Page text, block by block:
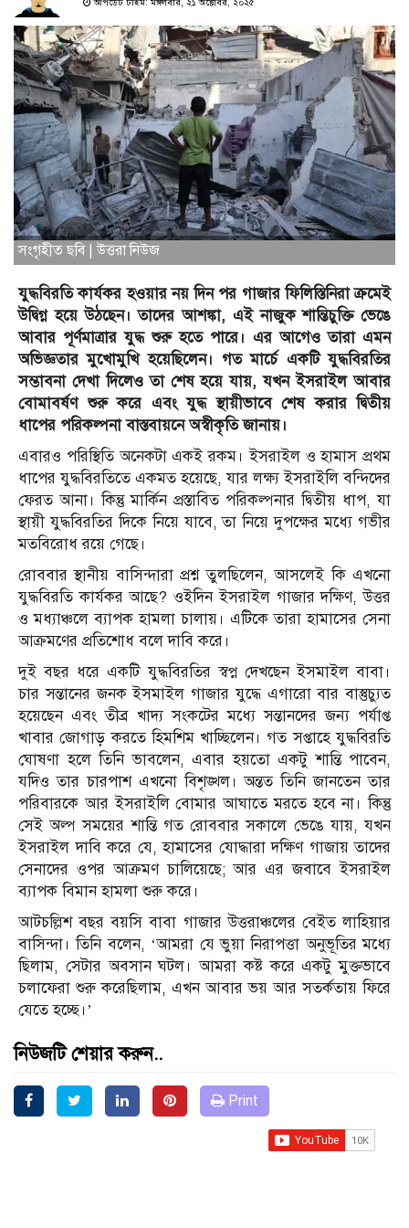
আপডেট টাইম: মঙ্গলবার, ২১ অক্টোবর, ২০২৫
সংগৃহীত ছবি | উত্তরা নিউজ
যুদ্ধবিরতি কার্যকর হওয়ার নয় দিন পর গাজার ফিলিস্তিনিরা ক্রমেই
উদ্বিগ্ন হয়ে উঠছেন। তাদের আশঙ্কা, এই নাজুক শান্তিচুক্তি ভেঙে
আবার পূর্ণমাত্রার যুদ্ধ শুরু হতে পারে। এর আগেও তারা এমন
অভিজ্ঞতার মুখোমুখি হয়েছিলেন। গত মার্চে একটি যুদ্ধবিরতির
সম্ভাবনা দেখা দিলেও তা শেষ হয়ে যায়, যখন ইসরাইল আবার
বোমাবর্ষণ শুরু করে এবং যুদ্ধ স্থায়ীভাবে শেষ করার দ্বিতীয়
ধাপের পরিকল্পনা বাস্তবায়নে অস্বীকৃতি জানায়।
এবারও পরিস্থিতি অনেকটা একই রকম। ইসরাইল ও হামাস প্রথম
ধাপের যুদ্ধবিরতিতে একমত হয়েছে, যার লক্ষ্য ইসরাইলি বন্দিদের
ফেরত আনা। কিন্তু মার্কিন প্রস্তাবিত পরিকল্পনার দ্বিতীয় ধাপ, যা
স্থায়ী যুদ্ধবিরতির দিকে নিয়ে যাবে, তা নিয়ে দুপক্ষের মধ্যে গভীর
মতবিরোধ রয়ে গেছে।
রোববার স্থানীয় বাসিন্দারা প্রশ্ন তুলছিলেন, আসলেই কি এখনো
যুদ্ধবিরতি কার্যকর আছে? ওইদিন ইসরাইল গাজার দক্ষিণ, উত্তর
ও মধ্যাঞ্চলে ব্যাপক হামলা চালায়। এটিকে তারা হামাসের সেনা
আক্রমণের প্রতিশোধ বলে দাবি করে।
দুই বছর ধরে একটি যুদ্ধবিরতির স্বপ্ন দেখছেন ইসমাইল বাবা।
চার সন্তানের জনক ইসমাইল গাজার যুদ্ধে এগারো বার বাস্তুচ্যুত
হয়েছেন এবং তীব্র খাদ্য সংকটের মধ্যে সন্তানদের জন্য পর্যাপ্ত
খাবার জোগাড় করতে হিমশিম খাচ্ছিলেন। গত সপ্তাহে যুদ্ধবিরতি
ঘোষণা হলে তিনি ভাবলেন, এবার হয়তো একটু শান্তি পাবেন,
যদিও তার চারপাশ এখনো বিশৃঙ্খল। অন্তত তিনি জানতেন তার
পরিবারকে আর ইসরাইলি বোমার আঘাতে মরতে হবে না। কিন্তু
সেই অল্প সময়ের শান্তি গত রোববার সকালে ভেঙে যায়, যখন
ইসরাইল দাবি করে যে, হামাসের যোদ্ধারা দক্ষিণ গাজায় তাদের
সেনাদের ওপর আক্রমণ চালিয়েছে; আর এর জবাবে ইসরাইল
ব্যাপক বিমান হামলা শুরু করে।
আটচল্লিশ বছর বয়সি বাবা গাজার উত্তরাঞ্চলের বেইত লাহিয়ার
বাসিন্দা। তিনি বলেন, ‘আমরা যে ভুয়া নিরাপত্তা অনুভূতির মধ্যে
ছিলাম, সেটার অবসান ঘটল। আমরা কষ্ট করে একটু মুক্তভাবে
চলাফেরা শুরু করেছিলাম, এখন আবার ভয় আর সতর্কতায় ফিরে
যেতে হচ্ছে।’
নিউজটি শেয়ার করুন..
Print